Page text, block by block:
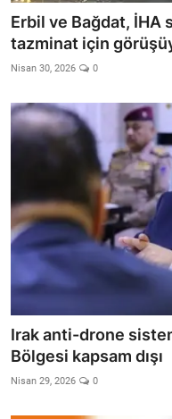
Erbil ve Bağdat, İHA
tazminat için
Nisan 30, 2026 0
Irak anti-drone
Bölgesi kapsam dışı
Nisan 29, 2026 0